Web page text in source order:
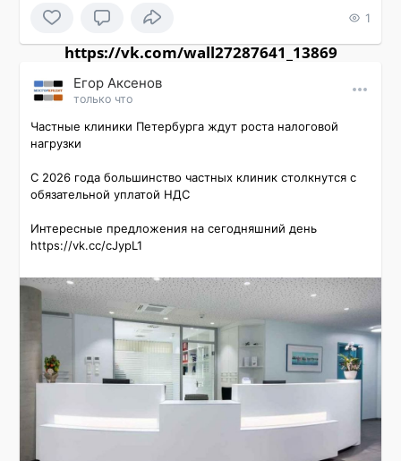
1
https://vk.com/wall27287641_13869
Εгор Αксенов
только что
Частные клиники Петербурга ждут роста налоговой
нагрузки
С 2026 года большинство частных клиник столкнутся с
обязательной уплатой НДС
Интересные предложения на сегодняшний день
https://vk.cc/cJypL1